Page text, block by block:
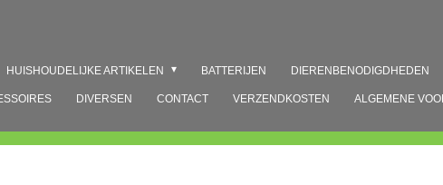
HUISHOUDELIJKE ARTIKELEN BATTERIJEN DIERENBENODIGDHEDEN
DIVERSEN CONTACT VERZENDKOSTEN ALGEMENE